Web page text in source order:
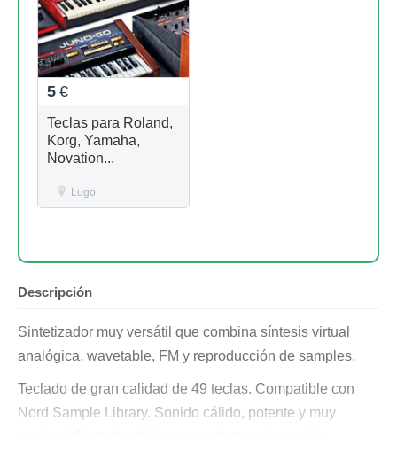
5 €
Teclas para Roland,
Korg, Yamaha,
Novation...
Lugo
Descripción
Sintetizador muy versátil que combina síntesis virtual
analógica, wavetable, FM y reproducción de samples.
Teclado de gran calidad de 49 teclas. Compatible con
Nord Sample Library. Sonido cálido, potente y muy